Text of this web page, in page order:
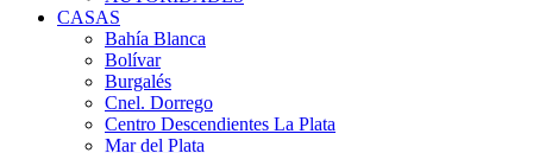
CASAS
Bahía Blanca
Bolívar
Burgalés
Cnel. Dorrego
Centro Descendientes La Plata
Mar del Plata